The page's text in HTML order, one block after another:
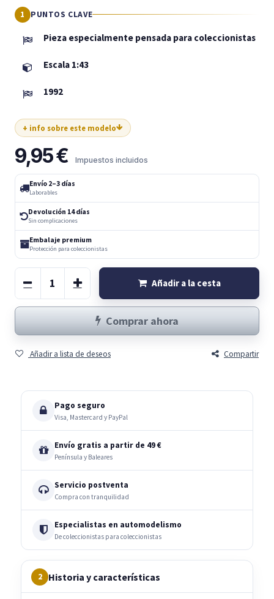
PUNTOS CLAVE
Pieza especialmente pensada para coleccionistas
Escala 1:43
1992
+ info sobre este modelo
9,95€ Impuestos incluidos
Envío 2–3 días
Laborables
Devolución 14 días
Sin complicaciones
Embalaje premium
Protección para coleccionistas
Añadir a la cesta
Comprar ahora
Añadir a lista de deseos Compartir
Pago seguro
Visa, Mastercard y PayPal
Envío gratis a partir de 49 €
Península y Baleares
Servicio postventa
Compra con tranquilidad
Especialistas en automodelismo
De coleccionistas para coleccionistas
2 Historia y características